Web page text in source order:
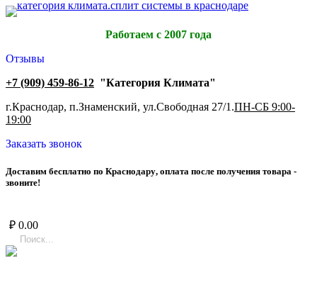
Работаем с 2007 года
Отзывы
+7 (909) 459-86-12 "Категория Климата"
г.Краснодар, п.Знаменский, ул.Свободная 27/1.ПН-СБ 9:00-
19:00
Заказать звонок
Доставим бесплатно по Краснодару, оплата после получения товара -
звоните!
₽ 0.00